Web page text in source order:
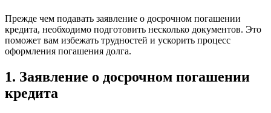
Прежде чем подавать заявление о досрочном погашении
кредита, необходимо подготовить несколько документов. Это
поможет вам избежать трудностей и ускорить процесс
оформления погашения долга.
1. Заявление о досрочном погашении
кредита